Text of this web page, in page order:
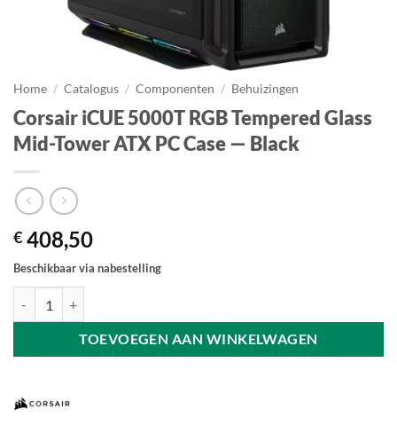
Home / Catalogus / Componenten / Behuizingen
Corsair iCUE 5000T RGB Tempered Glass
Mid-Tower ATX PC Case — Black
€ 408,50
Beschikbaar via nabestelling
TOEVOEGEN AAN WINKELWAGEN